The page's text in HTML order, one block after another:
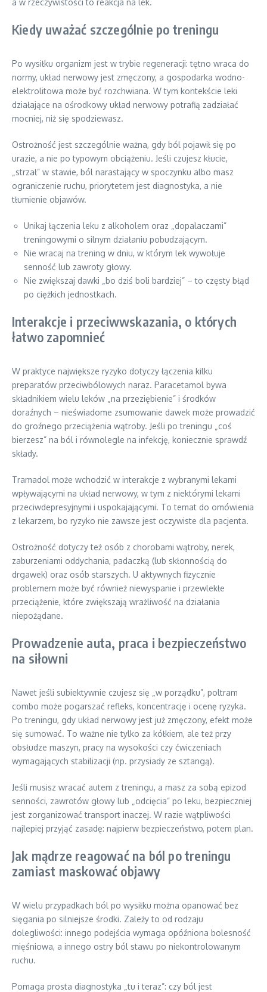
Kiedy uważać szczególnie po treningu
Po wysiłku organizm jest w trybie regeneracji: tętno wraca do
normy, układ nerwowy jest zmęczony, a gospodarka wodno-
elektrolitowa może być rozchwiana. W tym kontekście leki
działające na ośrodkowy układ nerwowy potrafią zadziałać
mocniej, niż się spodziewasz.
Ostrożność jest szczególnie ważna, gdy ból pojawił się po
urazie, a nie po typowym obciążeniu. Jeśli czujesz kłucie,
„strzał” w stawie, ból narastający w spoczynku albo masz
ograniczenie ruchu, priorytetem jest diagnostyka, a nie
tłumienie objawów.
Unikaj łączenia leku z alkoholem oraz „dopalaczami”
treningowymi o silnym działaniu pobudzającym.
Nie wracaj na trening w dniu, w którym lek wywołuje
senność lub zawroty głowy.
Nie zwiększaj dawki „bo dziś boli bardziej” – to częsty błąd
po ciężkich jednostkach.
Interakcje i przeciwwskazania, o których
łatwo zapomnieć
W praktyce największe ryzyko dotyczy łączenia kilku
preparatów przeciwbólowych naraz. Paracetamol bywa
składnikiem wielu leków „na przeziębienie” i środków
doraźnych – nieświadome zsumowanie dawek może prowadzić
do groźnego przeciążenia wątroby. Jeśli po treningu „coś
bierzesz” na ból i równolegle na infekcję, koniecznie sprawdź
składy.
Tramadol może wchodzić w interakcje z wybranymi lekami
wpływającymi na układ nerwowy, w tym z niektórymi lekami
przeciwdepresyjnymi i uspokajającymi. To temat do omówienia
z lekarzem, bo ryzyko nie zawsze jest oczywiste dla pacjenta.
Ostrożność dotyczy też osób z chorobami wątroby, nerek,
zaburzeniami oddychania, padaczką (lub skłonnością do
drgawek) oraz osób starszych. U aktywnych fizycznie
problemem może być również niewyspanie i przewlekłe
przeciążenie, które zwiększają wrażliwość na działania
niepożądane.
Prowadzenie auta, praca i bezpieczeństwo
na siłowni
Nawet jeśli subiektywnie czujesz się „w porządku”, poltram
combo może pogarszać refleks, koncentrację i ocenę ryzyka.
Po treningu, gdy układ nerwowy jest już zmęczony, efekt może
się sumować. To ważne nie tylko za kółkiem, ale też przy
obsłudze maszyn, pracy na wysokości czy ćwiczeniach
wymagających stabilizacji (np. przysiady ze sztangą).
Jeśli musisz wracać autem z treningu, a masz za sobą epizod
senności, zawrotów głowy lub „odcięcia” po leku, bezpieczniej
jest zorganizować transport inaczej. W razie wątpliwości
najlepiej przyjąć zasadę: najpierw bezpieczeństwo, potem plan.
Jak mądrze reagować na ból po treningu
zamiast maskować objawy
W wielu przypadkach ból po wysiłku można opanować bez
sięgania po silniejsze środki. Zależy to od rodzaju
dolegliwości: innego podejścia wymaga opóźniona bolesność
mięśniowa, a innego ostry ból stawu po niekontrolowanym
ruchu.
Pomaga prosta diagnostyka „tu i teraz”: czy ból jest